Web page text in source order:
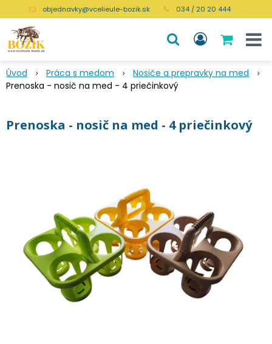
objednavky@vcelieule-bozik.sk 034 / 20 20 444
Úvod Práca s medom
Nosiče a prepravky na med
Prenoska - nosič na med - 4 priečinkový
Prenoska - nosič na med - 4 priečinkový